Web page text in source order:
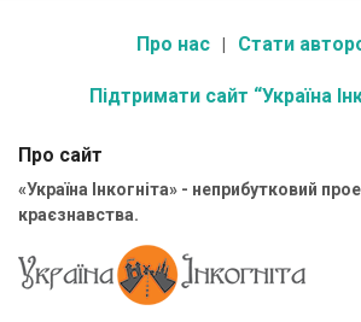
Про нас Стати
Підтримати сайт “Україна
Про сайт
«Україна Інкогніта» - неприбутковий
краєзнавства.